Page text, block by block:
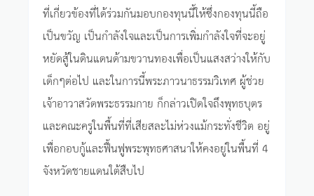
ที่เกี่ยวข้องที่ได้ร่วมกันมอบกองทุนนี้ให้ซึ่งกองทุนนี้ถือ
เป็นขวัญ เป็นกำลังใจและเป็นการเพิ่มกำลังใจที่จะอยู่
หยัดสู้ในดินแดนด้ามขวานทองเพื่อเป็นแสงสว่างให้กับ
เด็กๆต่อไป และในการนี้พระภาวนาธรรมวิเทศ ผู้ช่วย
เจ้าอาวาสวัดพระธรรมกาย ก็กล่าวเปิดใจถึงพุทธบุตร
และคณะครูในพื้นที่ที่เสียสละไม่ห่วงแม้กระทั่งชีวิต อยู่
เพื่อกอบกู้และฟื้นฟูพระพุทธศาสนาให้คงอยู่ในพื้นที่ 4
จังหวัดชายแดนใต้สืบไป